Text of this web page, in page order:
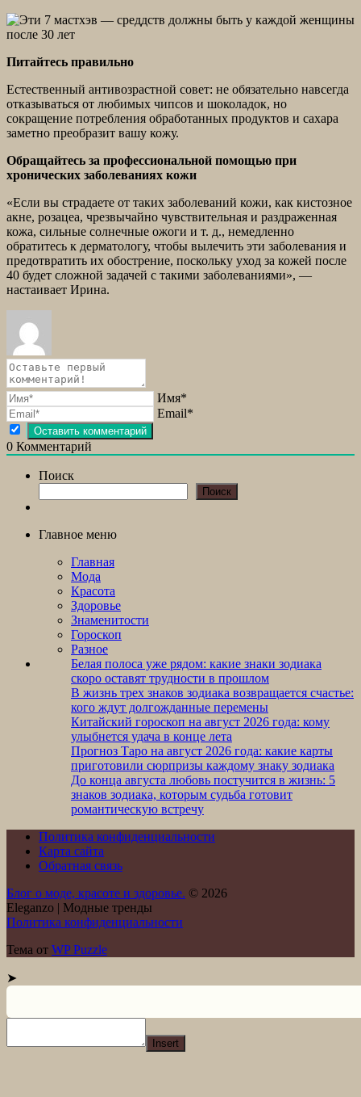
Питайтесь правильно
Естественный антивозрастной совет: не обязательно навсегда
отказываться от любимых чипсов и шоколадок, но
сокращение потребления обработанных продуктов и сахара
заметно преобразит вашу кожу.
Обращайтесь за профессиональной помощью при
хронических заболеваниях кожи
«Если вы страдаете от таких заболеваний кожи, как кистозное
акне, розацеа, чрезвычайно чувствительная и раздраженная
кожа, сильные солнечные ожоги и т. д., немедленно
обратитесь к дерматологу, чтобы вылечить эти заболевания и
предотвратить их обострение, поскольку уход за кожей после
40 будет сложной задачей с такими заболеваниями», —
настаивает Ирина.
Имя*
Email*
0 Комментарий
Поиск
Поиск
Главное меню
Главная
Мода
Красота
Здоровье
Знаменитости
Гороскоп
Разное
Белая полоса уже рядом: какие знаки зодиака
скоро оставят трудности в прошлом
В жизнь трех знаков зодиака возвращается счастье:
кого ждут долгожданные перемены
Китайский гороскоп на август 2026 года: кому
улыбнется удача в конце лета
Прогноз Таро на август 2026 года: какие карты
приготовили сюрпризы каждому знаку зодиака
До конца августа любовь постучится в жизнь: 5
знаков зодиака, которым судьба готовит
романтическую встречу
Политика конфиденциальности
Карта сайта
Обратная связь
Блог о моде, красоте и здоровье. © 2026
Eleganzo | Модные тренды
Политика конфиденциальности
Тема от WP Puzzle
➤
Insert